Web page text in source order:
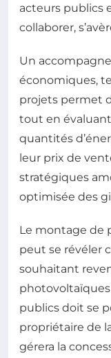
acteurs publics
collaborer,
Un
économiques,
projets permet
tout en
quantités
leur prix de
stratégiques
optimisée des
Le montage de
peut se révéler
souhaitant
publics doit se
propriétaire de
gérera la